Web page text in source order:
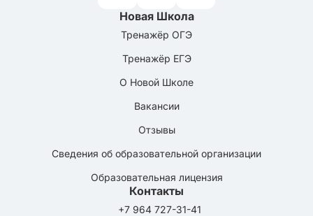
Новая Школа
Тренажёр ОГЭ
Тренажёр ЕГЭ
О Новой Школе
Вакансии
Отзывы
Сведения об образовательной организации
Образовательная лицензия
Контакты
+7 964 727-31-41